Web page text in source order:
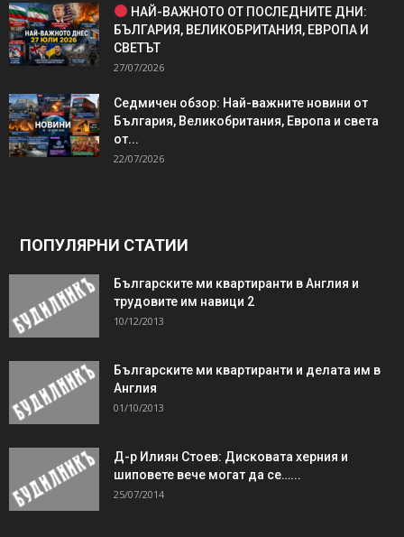
НАЙ-ВАЖНОТО ОТ ПОСЛЕДНИТЕ ДНИ:
БЪЛГАРИЯ, ВЕЛИКОБРИТАНИЯ, ЕВРОПА И
СВЕТЪТ
27/07/2026
Седмичен обзор: Най-важните новини от
България, Великобритания, Европа и света
от...
22/07/2026
ПОПУЛЯРНИ СТАТИИ
Българските ми квартиранти в Англия и
трудовите им навици 2
10/12/2013
Българските ми квартиранти и делата им в
Англия
01/10/2013
Д-р Илиян Стоев: Дисковата херния и
шиповете вече могат да се…...
25/07/2014